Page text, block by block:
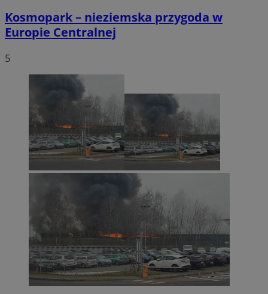
Kosmopark – nieziemska przygoda w
Europie Centralnej
5